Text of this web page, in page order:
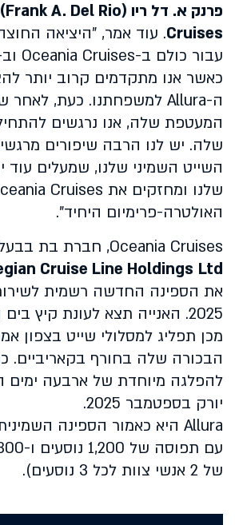
פרנק א. דל ריו (Frank A. Del Rio), נשיא
Cruises. עוד אמר, "היציאה
עבור כולם ב-Oceania Cruises
כאשר אנו מתקדמים קרוב יותר
ה-Allura למשפחתנו. כעת, לאחר
המעטפת שלה, אנו נרגשים
שלה. יש לנו הרבה שיפורים
השייט השמיני שלנו, שמעלים עוד
שלנו ומחזקים את Cruises
האולטרה-פרימיום היחיד".
Oceania Cruises, חברת בת
Cruise Line Holdings Ltd
2025. האנייה תצא לעונת קיץ
מכן תפליג למסלולי שייט בצפון
הבכורה שלה בחורף בקאריביים.
להפלגה מיוחדת של ארבעה ימים
יורק בספטמבר 2025.
Allura היא כאמור הספינה
של 2 אנשי צוות לכל 3 נוסעים).